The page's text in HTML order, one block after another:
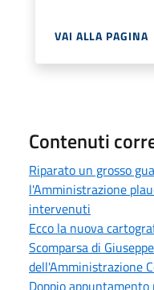
VAI ALLA PAGINA
Contenuti
Riparato un grosso
l'Amministrazione
intervenuti
Ecco la nuova
Scomparsa di
dell'Amministrazione
Doppio